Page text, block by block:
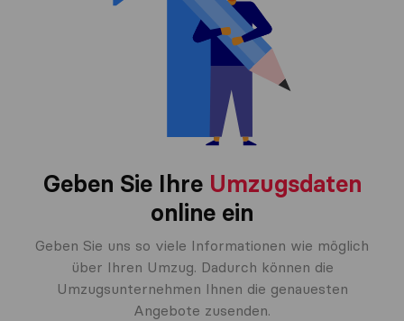
Geben Sie Ihre Umzugsdaten
online ein
Geben Sie uns so viele Informationen wie möglich
über Ihren Umzug. Dadurch können die
Umzugsunternehmen Ihnen die genauesten
Angebote zusenden.